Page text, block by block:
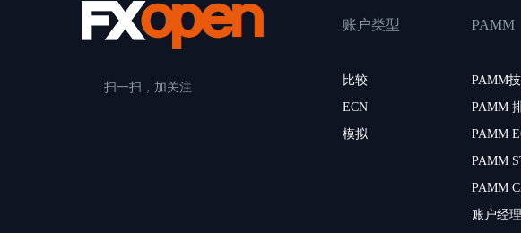
扫一扫，加关注
账户类型
比较
ECN
模拟
PAMM
PAMM
PAMM
PAMM
PAMM
PAMM
账户经